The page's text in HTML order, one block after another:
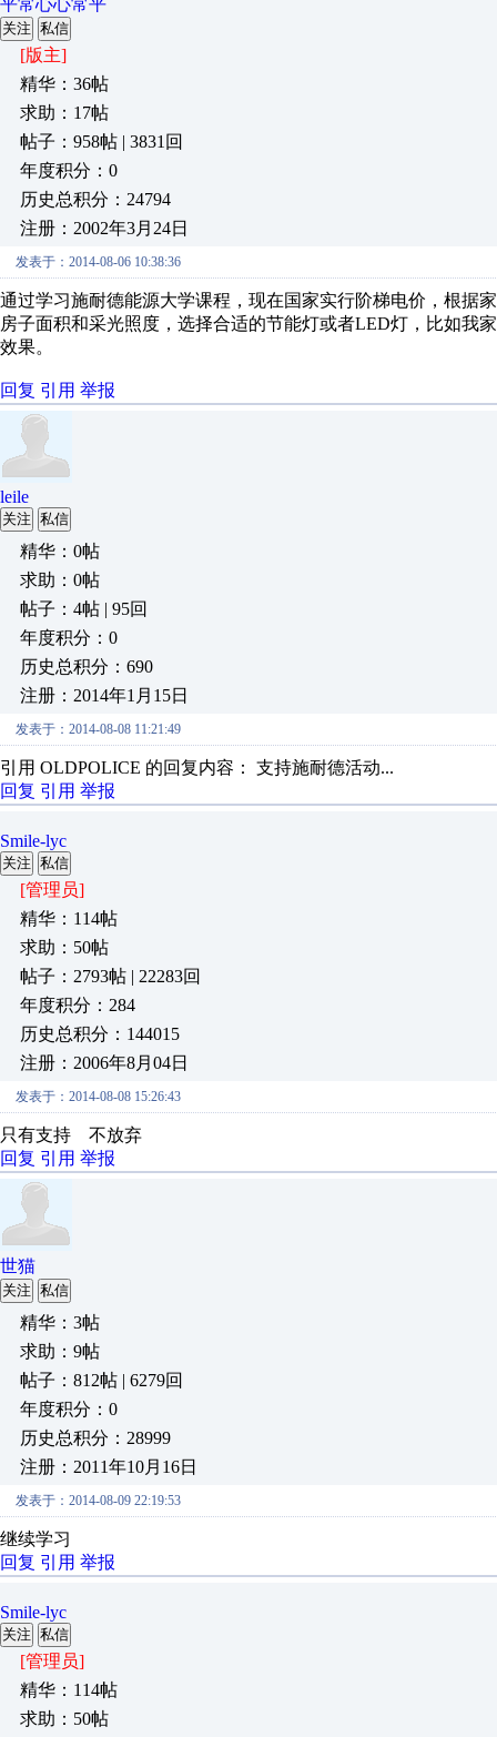
平常心心常平
关注 私信
[版主]
精华：36帖
求助：17帖
帖子：958帖 | 3831回
年度积分：0
历史总积分：24794
注册：2002年3月24日
发表于：2014-08-06 10:38:36
通过学习施耐德能源大学课程，现在国家实行阶梯电价，根据
房子面积和采光照度，选择合适的节能灯或者LED灯，比如我
效果。
回复 引用 举报
leile
关注 私信
精华：0帖
求助：0帖
帖子：4帖 | 95回
年度积分：0
历史总积分：690
注册：2014年1月15日
发表于：2014-08-08 11:21:49
引用 OLDPOLICE 的回复内容： 支持施耐德活动...
回复 引用 举报
Smile-lyc
关注 私信
[管理员]
精华：114帖
求助：50帖
帖子：2793帖 | 22283回
年度积分：284
历史总积分：144015
注册：2006年8月04日
发表于：2014-08-08 15:26:43
只有支持 不放弃
回复 引用 举报
世猫
关注 私信
精华：3帖
求助：9帖
帖子：812帖 | 6279回
年度积分：0
历史总积分：28999
注册：2011年10月16日
发表于：2014-08-09 22:19:53
继续学习
回复 引用 举报
Smile-lyc
关注 私信
[管理员]
精华：114帖
求助：50帖